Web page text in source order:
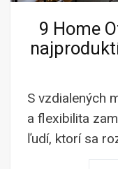
9 Home
S vzdialených
a flexibilita
ľudí, ktorí sa